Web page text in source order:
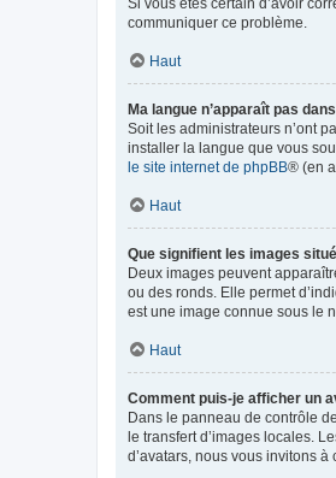
communiquer ce problème.
Haut
Ma langue n’apparaît pas
Soit les administrateurs n’ont
installer la langue que vous
le site internet de phpBB® (en
Haut
Que signifient les images
Deux images peuvent
ou des ronds. Elle permet
est une image connue sous le
Haut
Comment puis-je afficher un
Dans le panneau de contrôle
le transfert d’images locales.
d’avatars, nous vous invitons